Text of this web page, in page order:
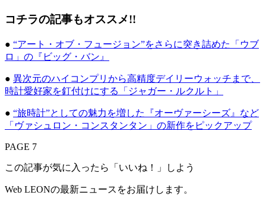
コチラの記事もオススメ!!
● “アート・オブ・フュージョン”をさらに突き詰めた「ウブ
ロ」の『ビッグ・バン』
● 異次元のハイコンプリから高精度デイリーウォッチまで、
時計愛好家を釘付けにする「ジャガー・ルクルト」
● “旅時計”としての魅力を増した『オーヴァーシーズ』など
「ヴァシュロン・コンスタンタン」の新作をピックアップ
PAGE 7
この記事が気に入ったら「いいね！」しよう
Web LEONの最新ニュースをお届けします。